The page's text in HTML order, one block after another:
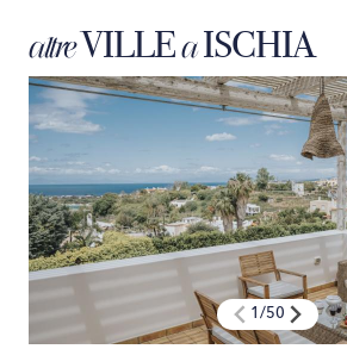
altreVILLEaISCHIA
1 /50